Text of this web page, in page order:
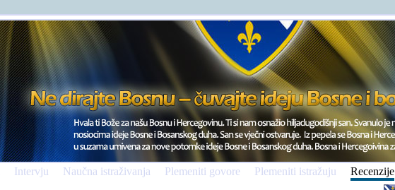
Intervju Naučna istraživanja Plemeniti govore Plemeniti istražuju Recenzije